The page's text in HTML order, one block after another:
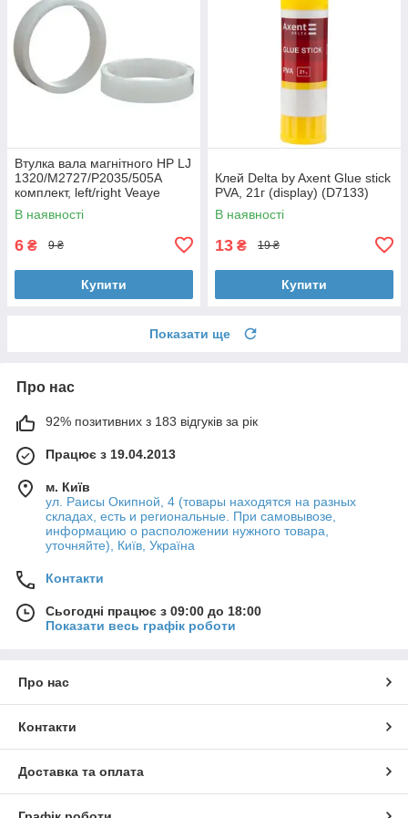
Втулка вала магнітного HP LJ
1320/M2727/P2035/505A
комплект, left/right Veaye
(BSHMR-505U-VE)
В наявності
6 ₴ 9 ₴
Купити
Клей Delta by Axent Glue stick
PVA, 21г (display) (D7133)
В наявності
13 ₴ 19 ₴
Купити
Показати ще
Про нас
92% позитивних з 183 відгуків за рік
Працює з 19.04.2013
м. Київ
ул. Раисы Окипной, 4 (товары находятся на разных
складах, есть и региональные. При самовывозе,
информацию о расположении нужного товара,
уточняйте), Київ, Україна
Контакти
Сьогодні працює з 09:00 до 18:00
Показати весь графік роботи
Про нас
Контакти
Доставка та оплата